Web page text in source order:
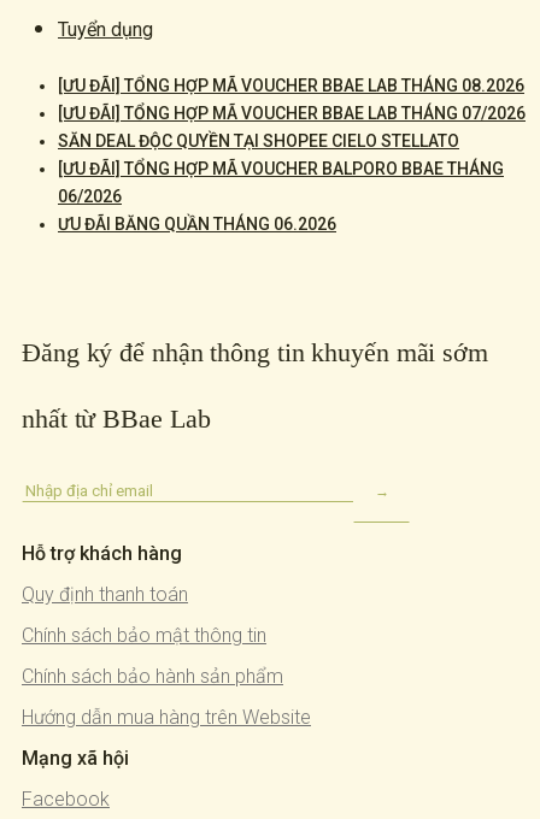
Tuyển dụng
[ƯU ĐÃI] TỔNG HỢP MÃ VOUCHER BBAE LAB THÁNG 08.2026
[ƯU ĐÃI] TỔNG HỢP MÃ VOUCHER BBAE LAB THÁNG 07/2026
SĂN DEAL ĐỘC QUYỀN TẠI SHOPEE CIELO STELLATO
[ƯU ĐÃI] TỔNG HỢP MÃ VOUCHER BALPORO BBAE THÁNG
06/2026
ƯU ĐÃI BĂNG QUẦN THÁNG 06.2026
Đăng ký để nhận thông tin khuyến mãi sớm
nhất từ BBae Lab
Hỗ trợ khách hàng
Quy định thanh toán
Chính sách bảo mật thông tin
Chính sách bảo hành sản phẩm
Hướng dẫn mua hàng trên Website
Mạng xã hội
Facebook